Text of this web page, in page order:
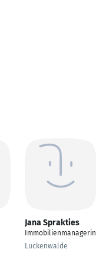
Jana Sprakties
Immobilienmanagerin
Luckenwalde